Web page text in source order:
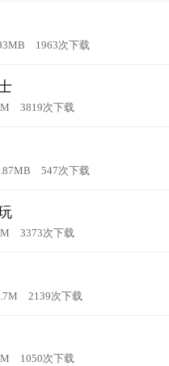
1963次下载
3819次下载
547次下载
3373次下载
2139次下载
1050次下载